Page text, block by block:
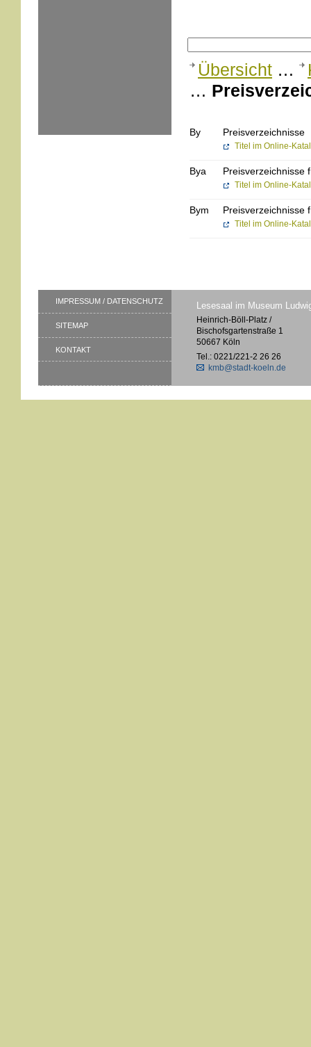
Übersicht …
…
By Preisverzeichnisse
Titel im Online-
Bya Preisverzeichnisse
Titel im Online-
Bym Preisverzeichnisse
Titel im Online-
IMPRESSUM / DATENSCHUTZ
SITEMAP
KONTAKT
Lesesaal im Museum
Heinrich-Böll-Platz /
Bischofsgartenstraße 1
50667 Köln
Tel.: 0221/221-2 26 26
kmb@stadt-koeln.de